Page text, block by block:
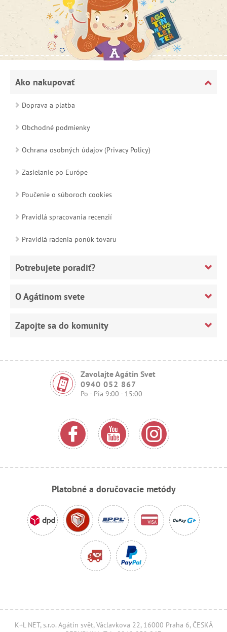
Ako nakupovať
Doprava a platba
Obchodné podmienky
Ochrana osobných údajov (Privacy Policy)
Zasielanie po Európe
Poučenie o súboroch cookies
Pravidlá spracovania recenzií
Pravidlá radenia ponúk tovaru
Potrebujete poradiť?
O Agátinom svete
Zapojte sa do komunity
Zavolajte Agátin Svet
0940 052 867
Po - Pia 9:00 - 15:00
Platobné a doručovacie metódy
K+L NET, s.r.o. Agátin svět, Václavkova 22, 16000 Praha 6, ČESKÁ